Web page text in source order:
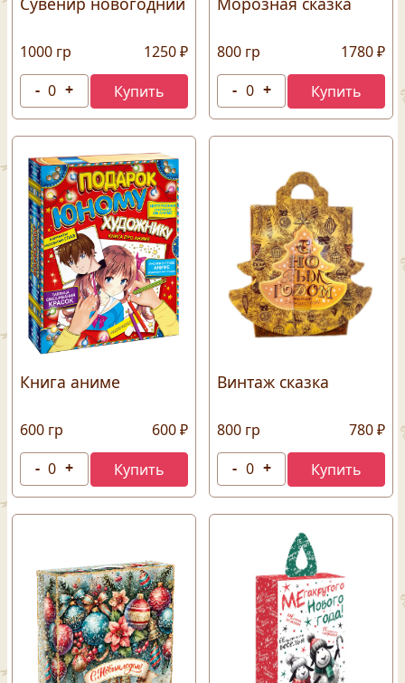
1000 гр 1250 ₽ 800 гр 1780 ₽
Книга аниме
600 гр 600 ₽
Винтаж сказка
800 гр 780 ₽